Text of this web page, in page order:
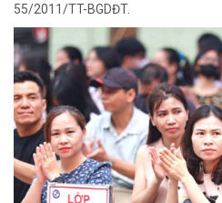
55/2011/TT-BGDĐT.